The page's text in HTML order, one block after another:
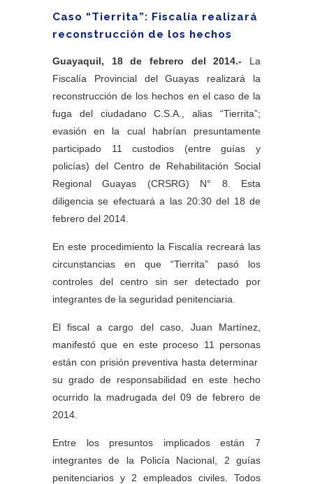
Caso “Tierrita”: Fiscalía realizará
reconstrucción de los hechos
Guayaquil, 18 de febrero del 2014.- La
Fiscalía Provincial del Guayas realizará la
reconstrucción de los hechos en el caso de la
fuga del ciudadano C.S.A., alias “Tierrita”;
evasión en la cual habrían presuntamente
participado 11 custodios (entre guías y
policías) del Centro de Rehabilitación Social
Regional Guayas (CRSRG) N° 8. Esta
diligencia se efectuará a las 20:30 del 18 de
febrero del 2014.
En este procedimiento la Fiscalía recreará las
circunstancias en que “Tierrita” pasó los
controles del centro sin ser detectado por
integrantes de la seguridad penitenciaria.
El fiscal a cargo del caso, Juan Martínez,
manifestó que en este proceso 11 personas
están con prisión preventiva hasta determinar
su grado de responsabilidad en este hecho
ocurrido la madrugada del 09 de febrero de
2014.
Entre los presuntos implicados están 7
integrantes de la Policía Nacional, 2 guías
penitenciarios y 2 empleados civiles. Todos